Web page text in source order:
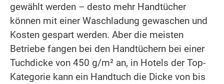
gewählt werden – desto mehr Handtücher
können mit einer Waschladung gewaschen und
Kosten gespart werden. Aber die meisten
Betriebe fangen bei den Handtüchern bei einer
Tuchdicke von 450 g/m² an, in Hotels der Top-
Kategorie kann ein Handtuch die Dicke von bis